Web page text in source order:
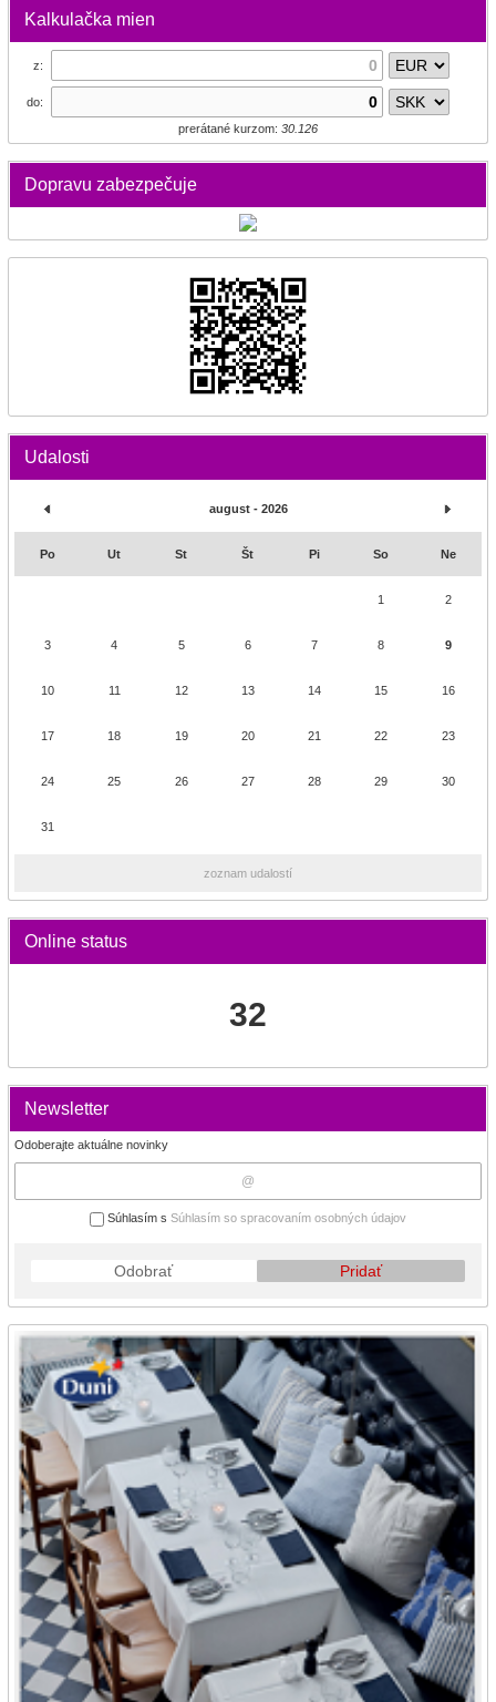
Kalkulačka mien
z:
do:
prerátané kurzom: 30.126
Dopravu zabezpečuje
Udalosti
august - 2026
Po Ut St Št Pi So Ne
1 2
3 4 5 6 7 8 9
10 11 12 13 14 15 16
17 18 19 20 21 22 23
24 25 26 27 28 29 30
31
zoznam udalostí
Online status
32
Newsletter
Odoberajte aktuálne novinky
Súhlasím s Súhlasím so spracovaním osobných údajov
Odobrať Pridať